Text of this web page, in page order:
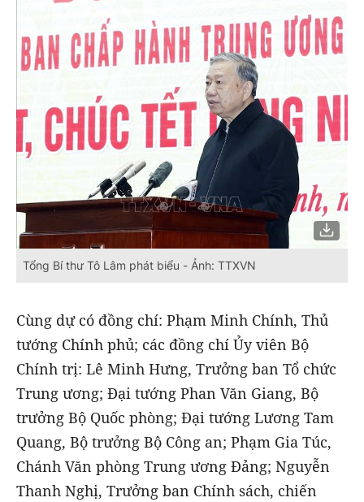
Tổng Bí thư Tô Lâm phát biểu - Ảnh: TTXVN
Cùng dự có đồng chí: Phạm Minh Chính, Thủ
tướng Chính phủ; các đồng chí Ủy viên Bộ
Chính trị: Lê Minh Hưng, Trưởng ban Tổ chức
Trung ương; Đại tướng Phan Văn Giang, Bộ
trưởng Bộ Quốc phòng; Đại tướng Lương Tam
Quang, Bộ trưởng Bộ Công an; Phạm Gia Túc,
Chánh Văn phòng Trung ương Đảng; Nguyễn
Thanh Nghị, Trưởng ban Chính sách, chiến